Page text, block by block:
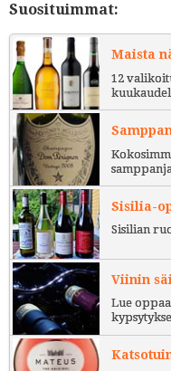
Suosituimmat:
Maista
12
Sisilia-
Sisilian
Viinin
Lue